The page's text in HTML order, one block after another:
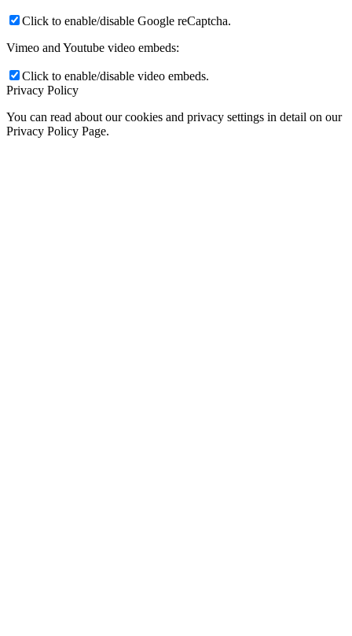
Click to enable/disable Google reCaptcha.
Vimeo and Youtube video embeds:
Click to enable/disable video embeds.
Privacy Policy
You can read about our cookies and privacy settings in detail on our
Privacy Policy Page.